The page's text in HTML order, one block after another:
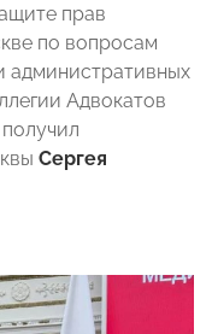
прав
по вопросам
административных
Адвокатов
получил
Сергея